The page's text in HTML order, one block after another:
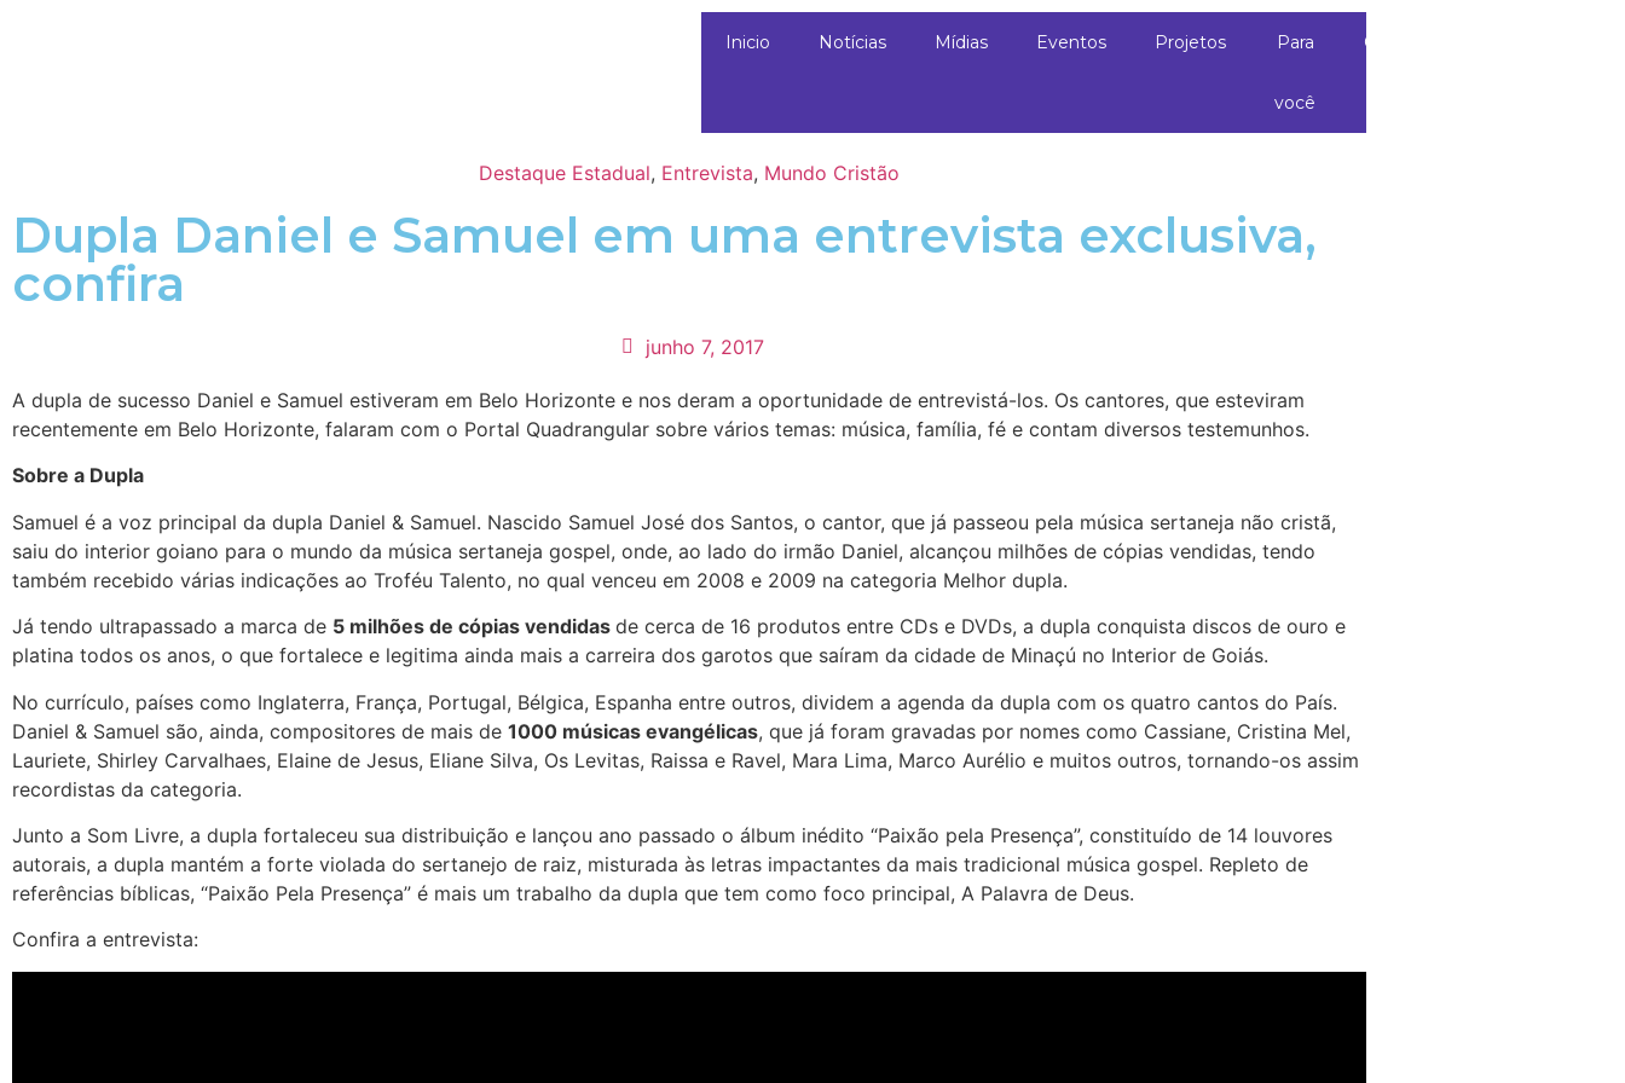
Inicio Notícias Mídias Eventos Projetos Para
você
Contato
Destaque Estadual, Entrevista, Mundo Cristão
Dupla Daniel e Samuel em uma entrevista exclusiva,
confira
junho 7, 2017
A dupla de sucesso Daniel e Samuel estiveram em Belo Horizonte e nos deram a oportunidade de entrevistá-los. Os cantores, que esteviram
recentemente em Belo Horizonte, falaram com o Portal Quadrangular sobre vários temas: música, família, fé e contam diversos testemunhos.
Sobre a Dupla
Samuel é a voz principal da dupla Daniel & Samuel. Nascido Samuel José dos Santos, o cantor, que já passeou pela música sertaneja não cristã,
saiu do interior goiano para o mundo da música sertaneja gospel, onde, ao lado do irmão Daniel, alcançou milhões de cópias vendidas, tendo
também recebido várias indicações ao Troféu Talento, no qual venceu em 2008 e 2009 na categoria Melhor dupla.
Já tendo ultrapassado a marca de 5 milhões de cópias vendidas de cerca de 16 produtos entre CDs e DVDs, a dupla conquista discos de ouro e
platina todos os anos, o que fortalece e legitima ainda mais a carreira dos garotos que saíram da cidade de Minaçú no Interior de Goiás.
No currículo, países como Inglaterra, França, Portugal, Bélgica, Espanha entre outros, dividem a agenda da dupla com os quatro cantos do País.
Daniel & Samuel são, ainda, compositores de mais de 1000 músicas evangélicas, que já foram gravadas por nomes como Cassiane, Cristina Mel,
Lauriete, Shirley Carvalhaes, Elaine de Jesus, Eliane Silva, Os Levitas, Raissa e Ravel, Mara Lima, Marco Aurélio e muitos outros, tornando-os assim
recordistas da categoria.
Junto a Som Livre, a dupla fortaleceu sua distribuição e lançou ano passado o álbum inédito “Paixão pela Presença”, constituído de 14 louvores
autorais, a dupla mantém a forte violada do sertanejo de raiz, misturada às letras impactantes da mais tradicional música gospel. Repleto de
referências bíblicas, “Paixão Pela Presença” é mais um trabalho da dupla que tem como foco principal, A Palavra de Deus.
Confira a entrevista: